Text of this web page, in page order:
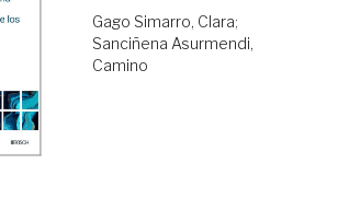
Gago Simarro, Clara;
Sanciñena Asurmendi,
Camino